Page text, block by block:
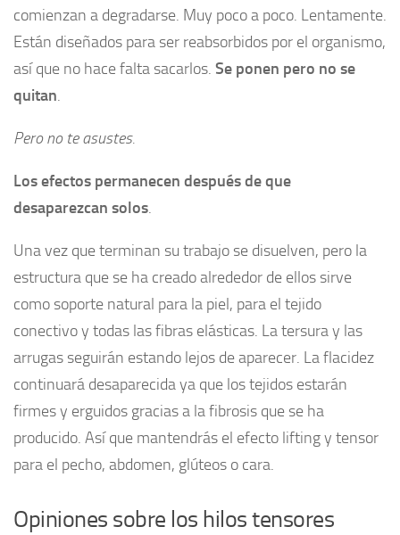
comienzan a degradarse. Muy poco a poco. Lentamente.
Están diseñados para ser reabsorbidos por el organismo,
así que no hace falta sacarlos. Se ponen pero no se
quitan.
Pero no te asustes.
Los efectos permanecen después de que
desaparezcan solos.
Una vez que terminan su trabajo se disuelven, pero la
estructura que se ha creado alrededor de ellos sirve
como soporte natural para la piel, para el tejido
conectivo y todas las fibras elásticas. La tersura y las
arrugas seguirán estando lejos de aparecer. La flacidez
continuará desaparecida ya que los tejidos estarán
firmes y erguidos gracias a la fibrosis que se ha
producido. Así que mantendrás el efecto lifting y tensor
para el pecho, abdomen, glúteos o cara.
Opiniones sobre los hilos tensores